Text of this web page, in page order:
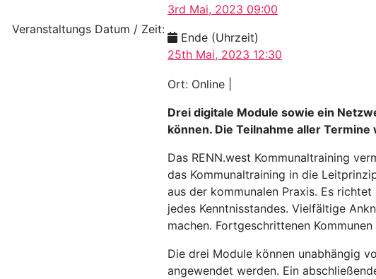
Veranstaltungs Datum / Zeit:
3rd Mai, 2023 09:00
Ende (Uhrzeit)
25th Mai, 2023 12:30
Ort: Online |
Drei digitale Module sowie ein
können. Die Teilnahme aller
Das RENN.west Kommunaltraining
das Kommunaltraining in die
aus der kommunalen Praxis. Es
jedes Kenntnisstandes. Vielfältige
machen. Fortgeschrittenen
Die drei Module können unabhängig
angewendet werden. Ein